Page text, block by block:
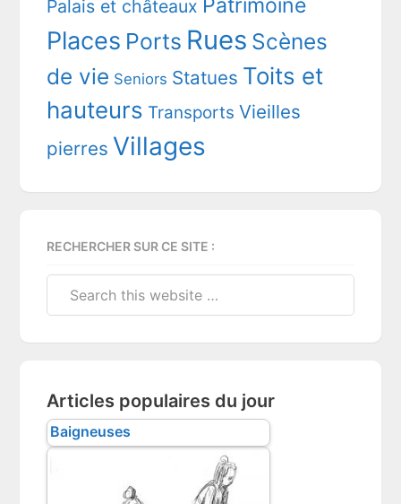
Palais et châteaux Patrimoine
Places Ports Rues Scènes
de vie Seniors Statues Toits et
hauteurs Transports Vieilles
pierres Villages
RECHERCHER SUR CE SITE :
Articles populaires du jour
Baigneuses